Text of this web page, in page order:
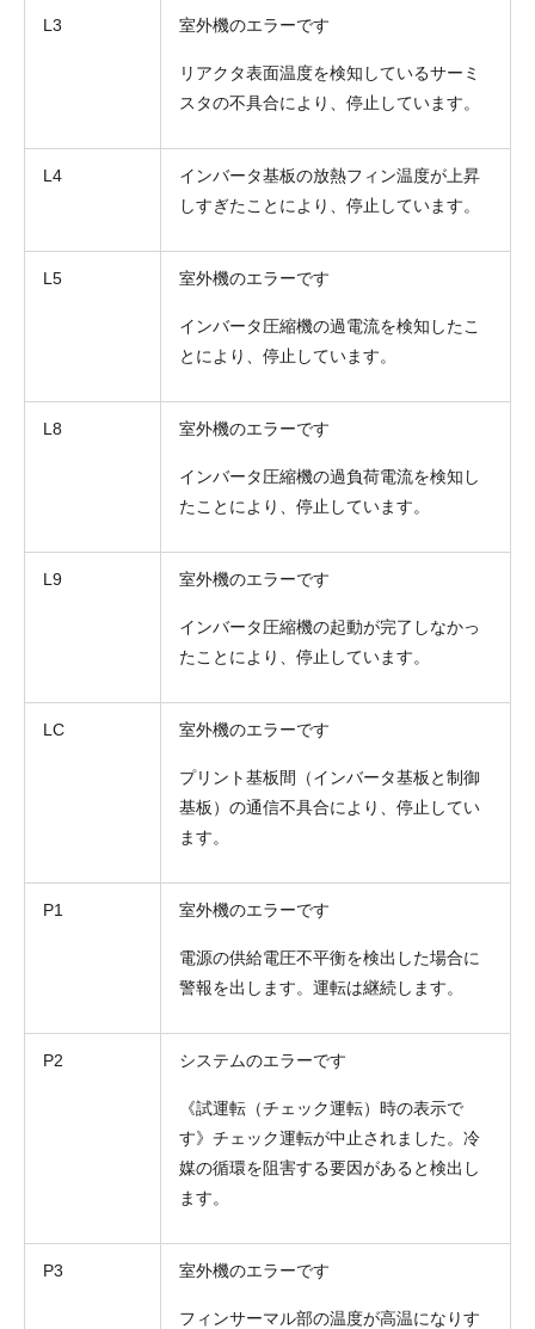
L3 室外機のエラーです
リアクタ表面温度を検知しているサーミ
スタの不具合により、停止しています。
L4
インバータ基板の放熱フィン温度が上昇
しすぎたことにより、停止しています。
L5 室外機のエラーです
インバータ圧縮機の過電流を検知したこ
とにより、停止しています。
L8 室外機のエラーです
インバータ圧縮機の過負荷電流を検知し
たことにより、停止しています。
L9 室外機のエラーです
インバータ圧縮機の起動が完了しなかっ
たことにより、停止しています。
LC 室外機のエラーです
プリント基板間（インバータ基板と制御
基板）の通信不具合により、停止してい
ます。
P1 室外機のエラーです
電源の供給電圧不平衡を検出した場合に
警報を出します。運転は継続します。
P2 システムのエラーです
《試運転（チェック運転）時の表示で
す》チェック運転が中止されました。冷
媒の循環を阻害する要因があると検出し
ます。
P3 室外機のエラーです
フィンサーマル部の温度が高温になりす